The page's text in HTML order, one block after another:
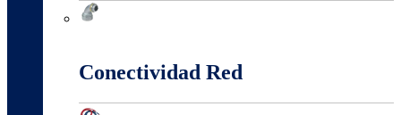
Conectividad Red